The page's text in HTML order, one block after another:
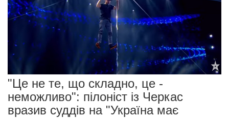
"Це не те, що складно, це -
неможливо": пілоніст із Черкас
вразив суддів на "Україна має